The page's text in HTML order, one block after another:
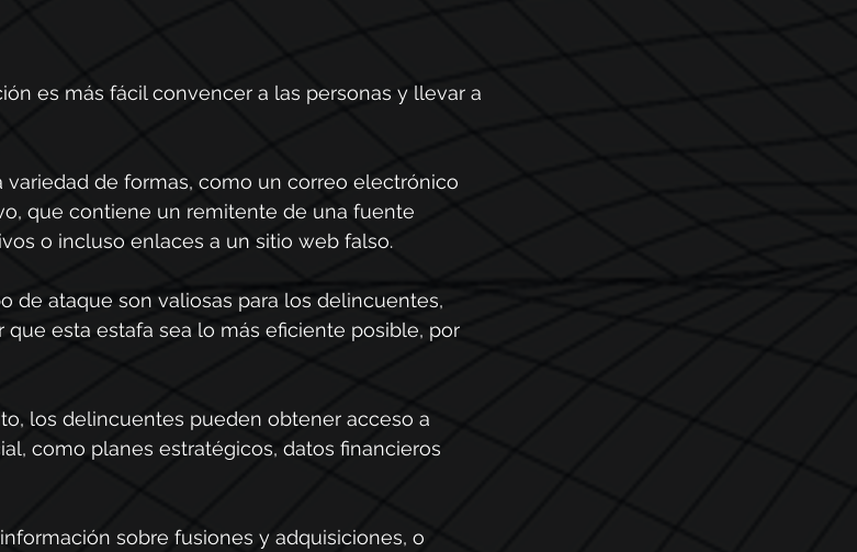
es más fácil convencer a las personas y llevar a
de formas, como un correo electrónico
que contiene un remitente de una fuente
o incluso enlaces a un sitio web falso.
de ataque son valiosas para los delincuentes,
esta estafa sea lo más eficiente posible, por
los delincuentes pueden obtener acceso a
como planes estratégicos, datos financieros
sobre fusiones y adquisiciones, o